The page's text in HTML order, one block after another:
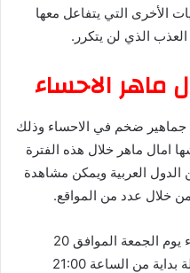
الأخرى التي يتفاعل معها
الذي لن يتكرر.
ماهر الاحساء
جماهير ضخم في الاحساء وذلك
امال ماهر خلال هذه الفترة
العربية ويمكن مشاهدة
خلال عدد من المواقع.
ويحين موعد حفلة امال ماهر الأحساء يوم الجمعة الموافق 20
سبتمبر 2024، على أن تنطلق الحفلة بداية من الساعة 21:00